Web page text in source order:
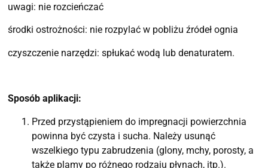
uwagi: nie rozcieńczać
środki ostrożności: nie rozpylać w pobliżu źródeł ognia
czyszczenie narzędzi: spłukać wodą lub denaturatem.
Sposób aplikacji:
Przed przystąpieniem do impregnacji powierzchnia
powinna być czysta i sucha. Należy usunąć
wszelkiego typu zabrudzenia (glony, mchy, porosty, a
także plamy po różnego rodzaju płynach, itp.).